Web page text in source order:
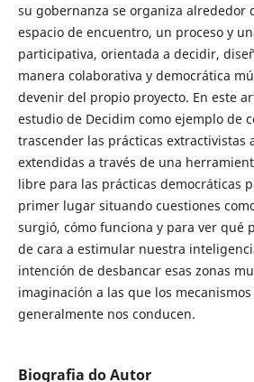
su gobernanza se organiza alrededor
espacio de encuentro, un proceso y
participativa, orientada a decidir,
manera colaborativa y democrática
devenir del propio proyecto. En este
estudio de Decidim como ejemplo de
trascender las prácticas extractivistas
extendidas a través de una
libre para las prácticas democráticas
primer lugar situando cuestiones
surgió, cómo funciona y para ver qué
de cara a estimular nuestra
intención de desbancar esas zonas
imaginación a las que los
generalmente nos conducen.
Biografia do Autor